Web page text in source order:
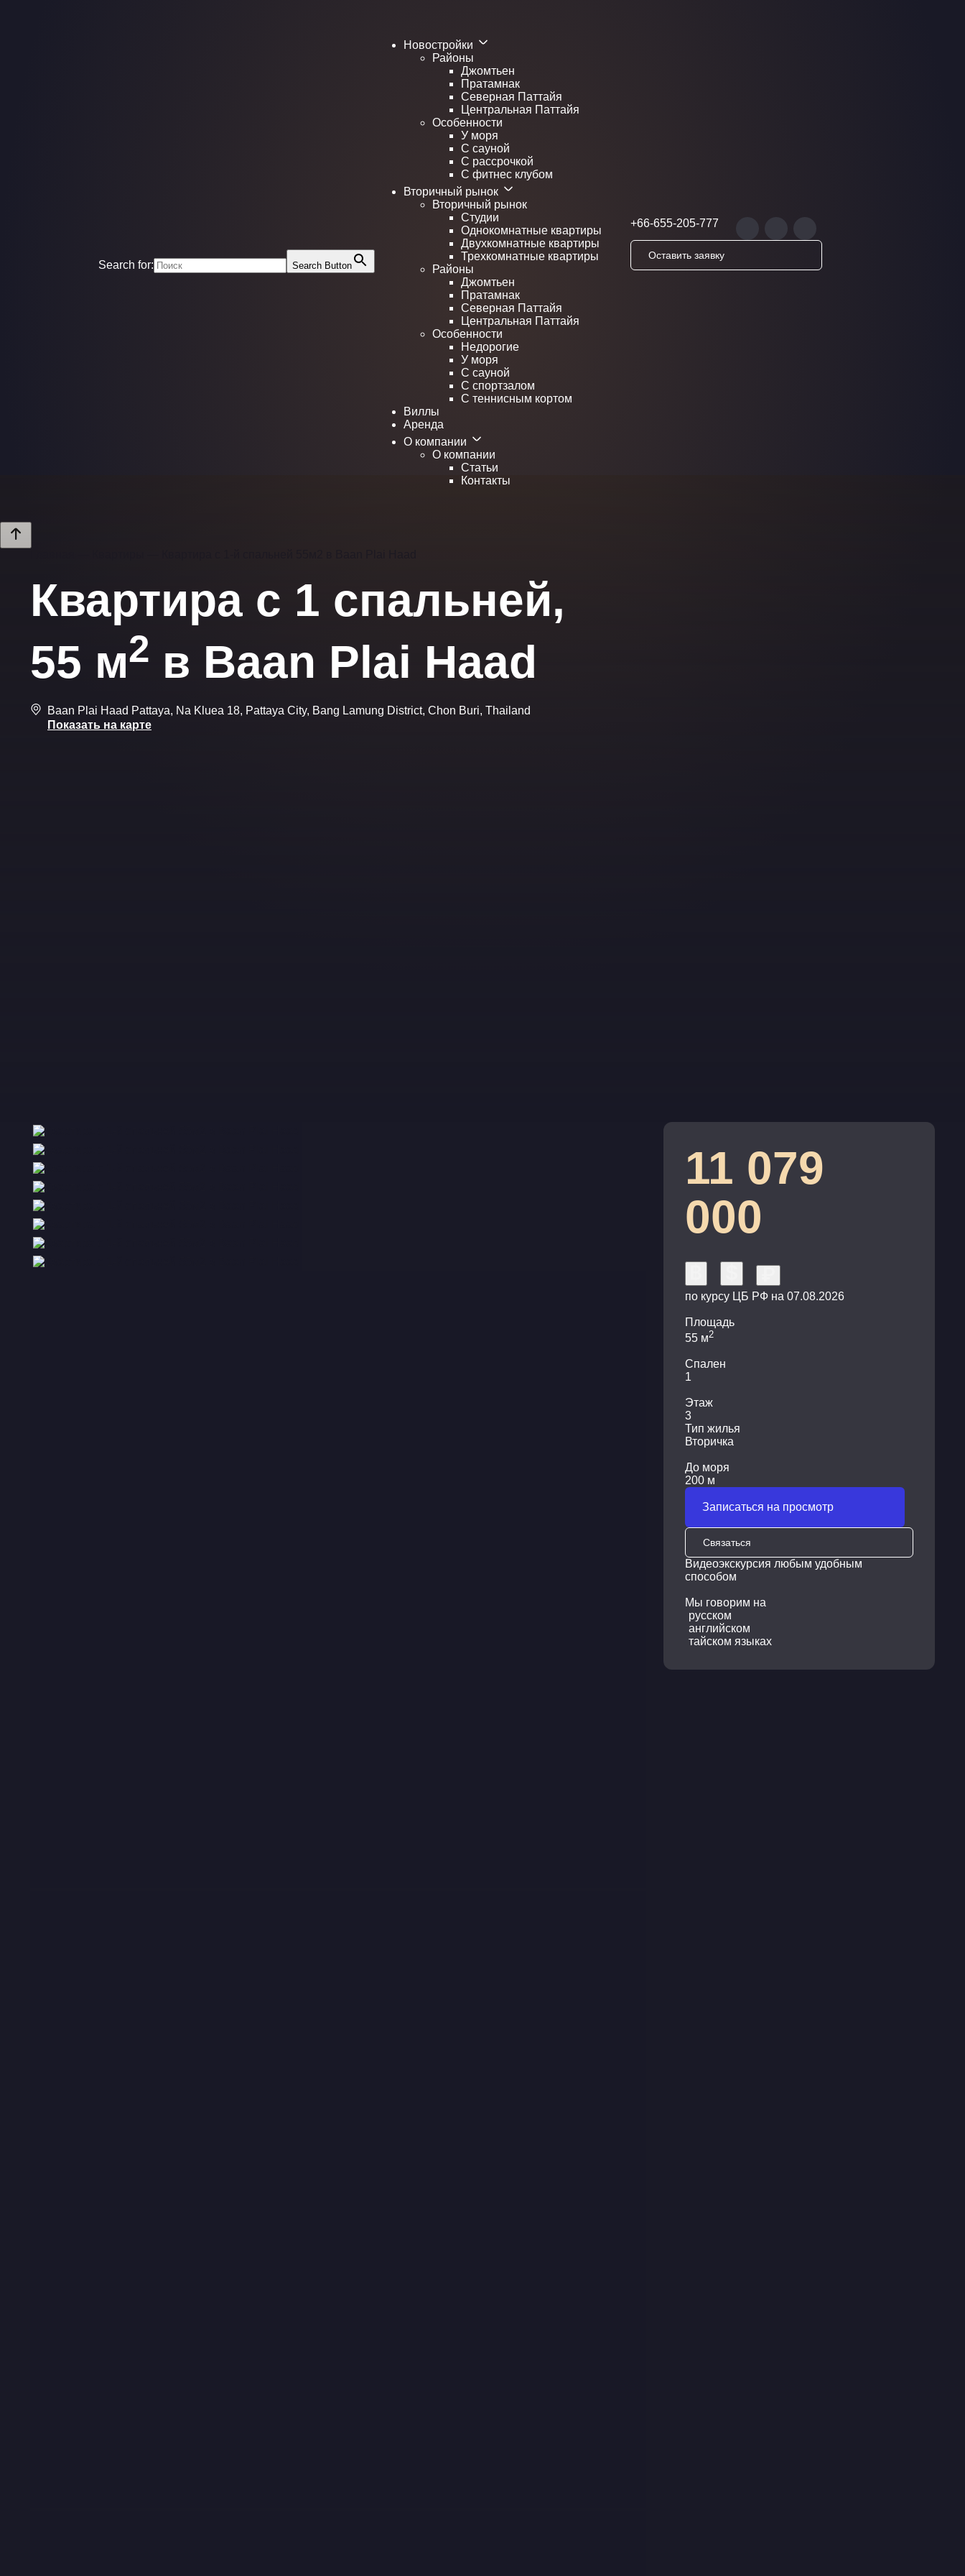
Search for: Search Button
Новостройки
Районы
Джомтьен
Пратамнак
Северная Паттайя
Центральная Паттайя
Особенности
У моря
С сауной
С рассрочкой
С фитнес клубом
Вторичный рынок
Вторичный рынок
Студии
Однокомнатные квартиры
Двухкомнатные квартиры
Трехкомнатные квартиры
Районы
Джомтьен
Пратамнак
Северная Паттайя
Центральная Паттайя
Особенности
Недорогие
У моря
С сауной
С спортзалом
С теннисным кортом
Виллы
Аренда
О компании
О компании
Статьи
Контакты
+66-655-205-777
Оставить заявку
Квартира с 1 спальней,
55 м2 в Baan Plai Haad
Baan Plai Haad Pattaya, Na Kluea 18, Pattaya City, Bang Lamung District, Chon Buri, Thailand
Показать на карте
11 079
000
по курсу ЦБ РФ на 07.08.2026
Площадь
55 м2
Спален
1
Этаж
3
Тип жилья
Вторичка
До моря
200 м
Записаться на просмотр
Связаться
Видеоэкскурсия любым удобным
способом
Мы говорим на
русском
английском
тайском языках